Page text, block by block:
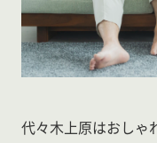
代々木上原はおしゃ